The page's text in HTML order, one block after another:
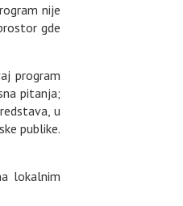
nije
gde
program
pitanja;
u
publike.
lokalnim